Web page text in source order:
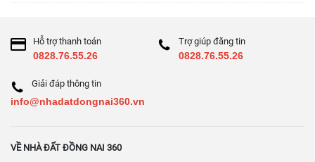
Hỗ trợ thanh toán
0828.76.55.26
Trợ giúp đăng tin
0828.76.55.26
Giải đáp thông tin
info@nhadatdongnai360.vn
VỀ NHÀ ĐẤT ĐỒNG NAI 360